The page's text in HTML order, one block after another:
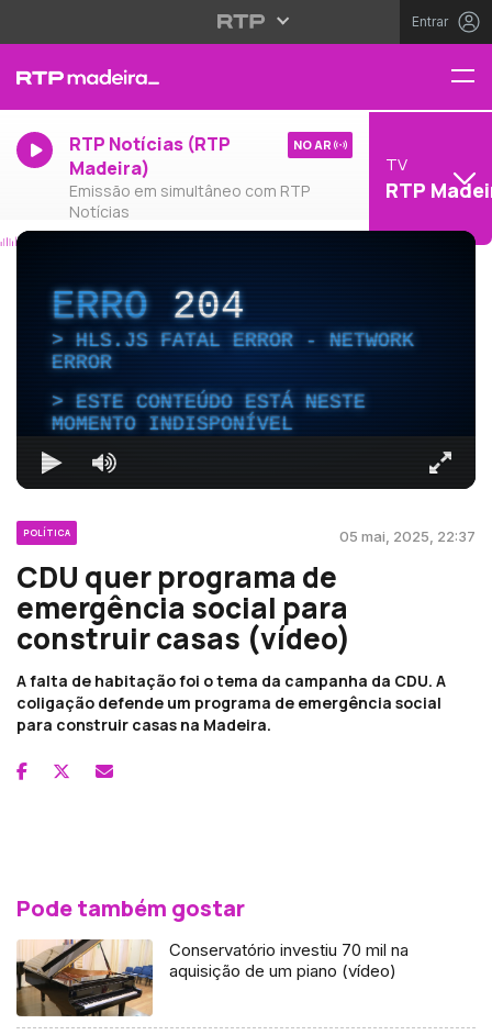
Entrar
RTP Notícias (RTP
Madeira)
Emissão em simultâneo com RTP
Notícias
NO AR
TV
RTP
ERRO204
HLS.JS FATAL ERROR - NETWORK
ERROR
ESTE CONTEÚDO ESTÁ NESTE
MOMENTO INDISPONÍVEL
POLÍTICA 05 mai, 2025, 22:37
CDU quer programa de
emergência social para
construir casas (vídeo)
A falta de habitação foi o tema da campanha da CDU. A
coligação defende um programa de emergência social
para construir casas na Madeira.
Pode também gostar
Conservatório investiu 70 mil na
aquisição de um piano (vídeo)